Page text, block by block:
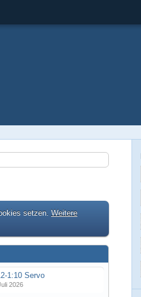
setzen. Weitere
1:10 Servo
2026